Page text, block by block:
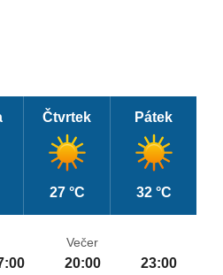
Čtvrtek
27 °C
Pátek
32 °C
Večer
20:00 23:00